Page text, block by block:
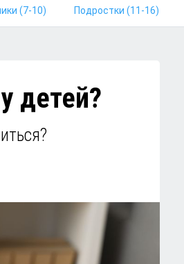
(7-10) Подростки (11-16)
детей?